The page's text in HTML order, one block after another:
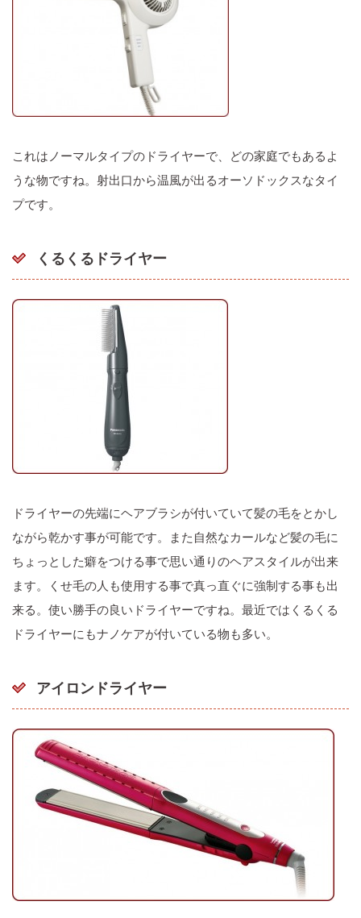
これはノーマルタイプのドライヤーで、どの家庭でもあるよ
うな物ですね。射出口から温風が出るオーソドックスなタイ
プです。
くるくるドライヤー
ドライヤーの先端にヘアブラシが付いていて髪の毛をとかし
ながら乾かす事が可能です。また自然なカールなど髪の毛に
ちょっとした癖をつける事で思い通りのヘアスタイルが出来
ます。くせ毛の人も使用する事で真っ直ぐに強制する事も出
来る。使い勝手の良いドライヤーですね。最近ではくるくる
ドライヤーにもナノケアが付いている物も多い。
アイロンドライヤー